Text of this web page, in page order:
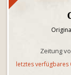
Zeitung
letztes